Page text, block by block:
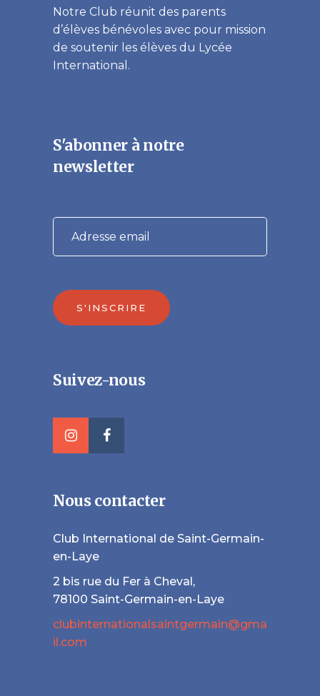
Notre Club réunit des parents
d’élèves bénévoles avec pour mission
de soutenir les élèves du Lycée
International.
S'abonner à notre
newsletter
S'INSCRIRE
Suivez-nous
Nous contacter
Club International de Saint-Germain-
en-Laye
2 bis rue du Fer à Cheval,
78100 Saint-Germain-en-Laye
clubinternationalsaintgermain@gma
il.com